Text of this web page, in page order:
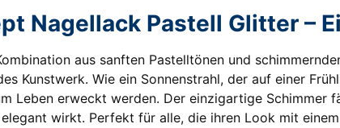
Nagellack Pastell Glitter –
aus sanften Pastelltönen und
Kunstwerk. Wie ein Sonnenstrahl, der auf einer
Leben erweckt werden. Der einzigartige
wirkt. Perfekt für alle, die ihren Look mit